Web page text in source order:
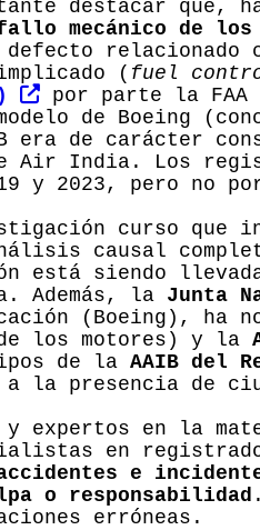
destacar que,
mecánico de
defecto
( fuel
por parte la FAA
de Boeing
era de carácter
Air India. Los
y 2023, pero no
curso que
causal
está siendo
Además, la Junta
(Boeing), ha
los motores) y la
de la AAIB del
a la presencia de
y expertos en la
en
e
o responsabilidad
erróneas.